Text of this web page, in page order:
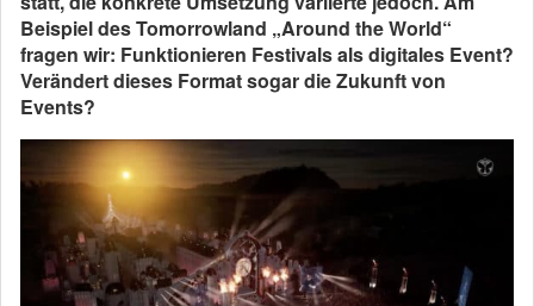
Beispiel des Tomorrowland „Around the World“
fragen wir: Funktionieren Festivals als digitales Event?
Verändert dieses Format sogar die Zukunft von
Events?